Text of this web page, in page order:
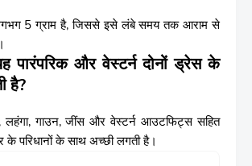
5 ग्राम है, जिससे इसे लंबे समय तक आराम से
पारंपरिक और वेस्टर्न दोनों ड्रेस के
है?
लहंगा, गाउन, जींस और वेस्टर्न आउटफिट्स सहित
के परिधानों के साथ अच्छी लगती है।